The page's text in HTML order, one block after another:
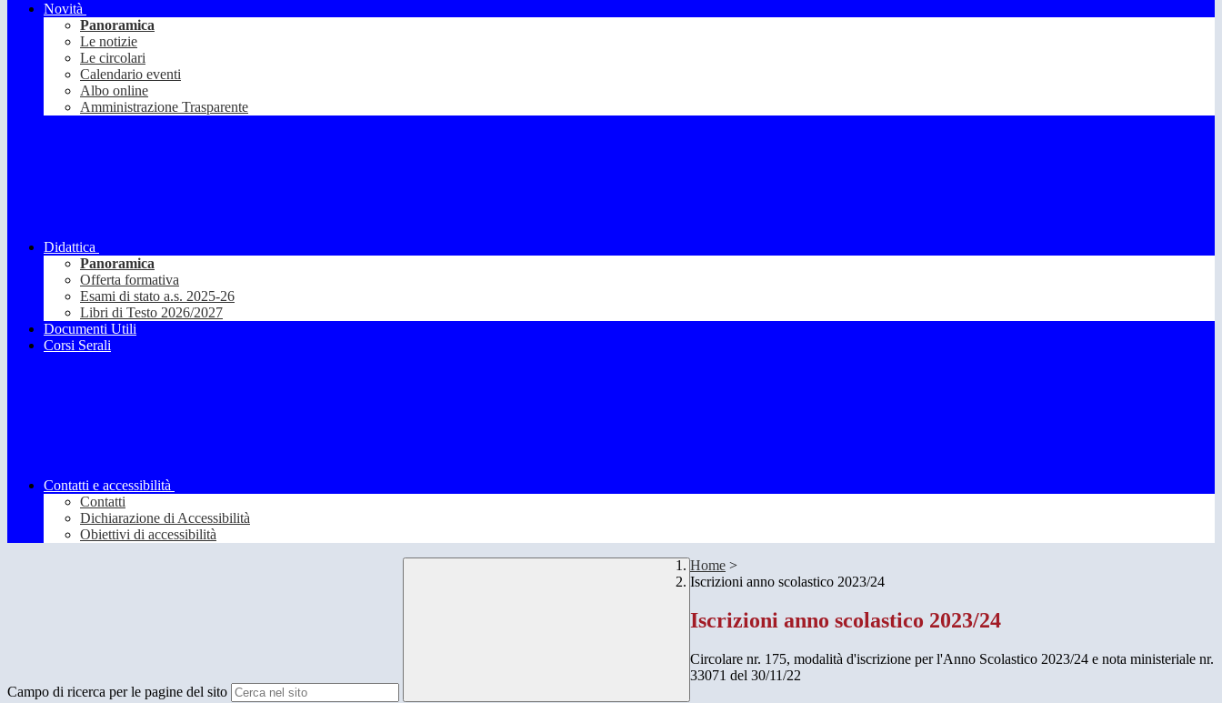
Novità
Panoramica
Le notizie
Le circolari
Calendario eventi
Albo online
Amministrazione Trasparente
Didattica
Panoramica
Offerta formativa
Esami di stato a.s. 2025-26
Libri di Testo 2026/2027
Documenti Utili
Corsi Serali
Contatti e accessibilità
Contatti
Dichiarazione di Accessibilità
Obiettivi di accessibilità
Campo di ricerca per le pagine del sito
Home >
Iscrizioni anno scolastico 2023/24
Iscrizioni anno scolastico 2023/24
Circolare nr. 175, modalità d'iscrizione per l'Anno Scolastico 2023/24 e nota ministeriale nr.
33071 del 30/11/22